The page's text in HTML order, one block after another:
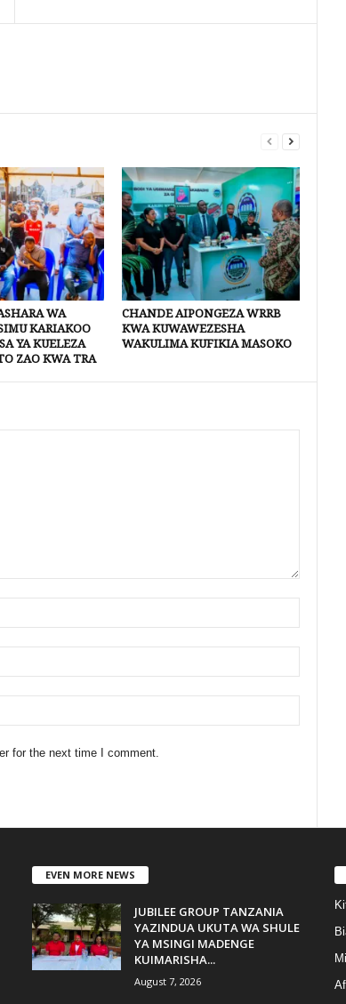
WA
KARIAKOO
YA KUELEZA
ZAO KWA TRA
CHANDE AIPONGEZA WRRB
KWA KUWAWEZESHA
WAKULIMA KUFIKIA MASOKO
for the next time I comment.
EVEN MORE NEWS
JUBILEE GROUP TANZANIA
YAZINDUA UKUTA WA SHULE
YA MSINGI MADENGE
KUIMARISHA...
August 7, 2026